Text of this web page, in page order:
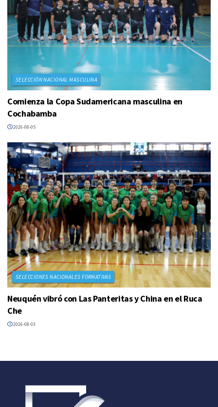
SELECCIÓN NACIONAL MASCULINA
Comienza la Copa Sudamericana masculina en
Cochabamba
2026-08-05
SELECCIONES NACIONALES FORMATIVAS
Neuquén vibró con Las Panteritas y China en el Ruca
Che
2026-08-03